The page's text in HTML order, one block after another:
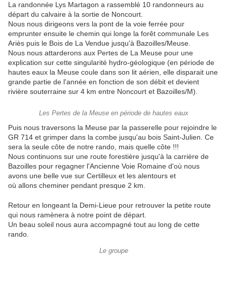
La randonnée Lys Martagon a rassemblé 10 randonneurs au
départ du calvaire à la sortie de Noncourt.
Nous nous dirigeons vers la pont de la voie ferrée pour
emprunter ensuite le chemin qui longe la forêt communale Les
Ariès puis le Bois de La Vendue jusqu'à Bazoilles/Meuse.
Nous nous attarderons aux Pertes de La Meuse pour une
explication sur cette singularité hydro-géologique (en période de
hautes eaux la Meuse coule dans son lit aérien, elle disparait une
grande partie de l'année en fonction de son débit et devient
rivière souterraine sur 4 km entre Noncourt et Bazoilles/M).
Les Pertes de la Meuse en période de hautes eaux
Puis nous traversons la Meuse par la passerelle pour rejoindre le
GR 714 et grimper dans la combe jusqu'au bois Saint-Julien. Ce
sera la seule côte de notre rando, mais quelle côte !!!
Nous continuons sur une route forestière jusqu'à la carrière de
Bazoilles pour regagner l'Ancienne Voie Romaine d'où nous
avons une belle vue sur Certilleux et les alentours et
où allons cheminer pendant presque 2 km.
Retour en longeant la Demi-Lieue pour retrouver la petite route
qui nous ramènera à notre point de départ.
Un beau soleil nous aura accompagné tout au long de cette
rando.
Le groupe